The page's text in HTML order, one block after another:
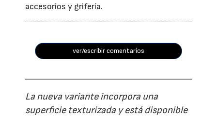
accesorios y grifería.
ver/escribir comentarios
La nueva variante incorpora una
superficie texturizada y está disponible